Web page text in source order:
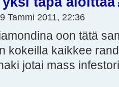
Tammi 2011, 22:36
oon tätä
kokeilla kaikkee
jotai mass